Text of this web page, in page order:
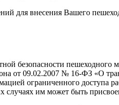
для внесения Вашего
безопасности
от 09.02.2007 № 16-ФЗ «О
ограниченного
им может быть